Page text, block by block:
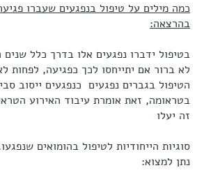
כמה מילים על טיפול בנפגעים שעברו
בהרצאה:
בטיפול ידברו נפגעים אלו בדרך כלל
לא ברור אם יתייחסו לכך כפגיעה, לפחות
הטיפול בגברים נפגעים כנפגעים ייסוב
בטראומה, זאת אומרת עיבוד האירוע
זה יעלו
סוגיות הייחודיות לטיפול בהומואים
נתן למצוא: